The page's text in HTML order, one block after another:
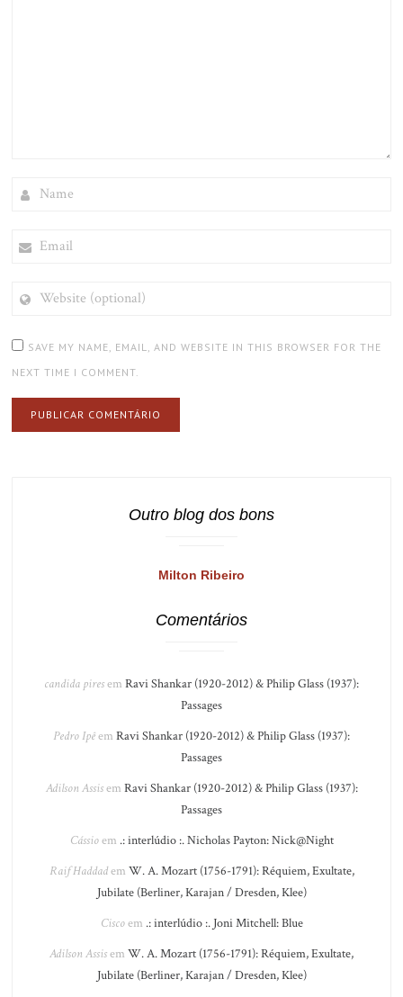
(OPTIONAL)
SAVE MY NAME, EMAIL, AND WEBSITE IN THIS BROWSER FOR THE
NEXT TIME I COMMENT.
Outro blog dos bons
Milton Ribeiro
Comentários
candida piresem Ravi Shankar (1920-2012) & Philip Glass (1937):
Passages
Pedro Ipêem Ravi Shankar (1920-2012) & Philip Glass (1937):
Passages
Adilson Assisem Ravi Shankar (1920-2012) & Philip Glass (1937):
Passages
Cássioem .: interlúdio :. Nicholas Payton: Nick@Night
Raif Haddadem W. A. Mozart (1756-1791): Réquiem, Exultate,
Jubilate (Berliner, Karajan / Dresden, Klee)
Ciscoem .: interlúdio :. Joni Mitchell: Blue
Adilson Assisem W. A. Mozart (1756-1791): Réquiem, Exultate,
Jubilate (Berliner, Karajan / Dresden, Klee)